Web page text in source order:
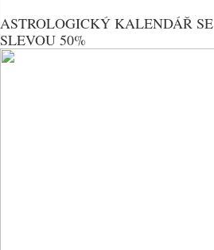
ASTROLOGICKÝ KALENDÁŘ SE
SLEVOU 50%